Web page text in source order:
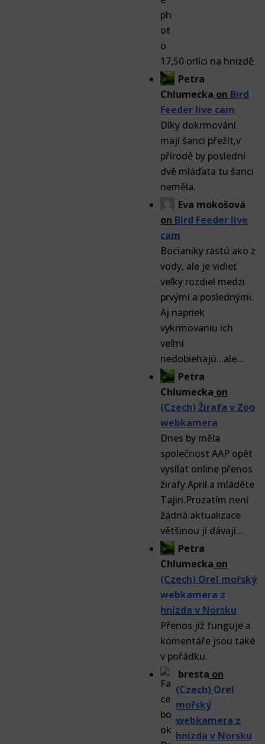
17,50 orlíci na hnízdě
Petra
Chlumecka on Bird
Feeder live cam
Díky dokrmování
mají šanci přežít,v
přírodě by poslední
dvě mláďata tu šanci
neměla.
Eva mokošová
on Bird Feeder live
cam
Bocianiky rastú ako z
vody, ale je vidieť
veľký rozdiel medzi
prvými a poslednými.
Aj napriek
vykrmovaniu ich
veľmi
nedobiehajú...ale...
Petra
Chlumecka on
(Czech) Žirafa v Zoo
webkamera
Dnes by měla
společnost AAP opět
vysílat online přenos
žirafy April a mláděte
Tajiri.Prozatím není
žádná aktualizace
většinou jí dávají...
Petra
Chlumecka on
(Czech) Orel mořský
webkamera z
hnízda v Norsku
Přenos již funguje a
komentáře jsou také
v pořádku.
bresta on
(Czech) Orel
mořský
webkamera z
hnízda v Norsku